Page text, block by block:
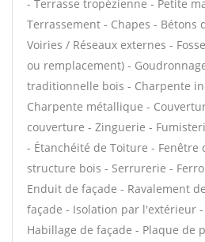
- Terrasse tropézienne - Petite
Terrassement - Chapes -
Voiries / Réseaux externes -
ou remplacement) -
traditionnelle bois - Charpente
Charpente métallique -
couverture - Zinguerie -
- Étanchéité de Toiture - Fenêtre
structure bois - Serrurerie -
Enduit de façade - Ravalement
façade - Isolation par l'extérieur
Habillage de façade - Plaque de